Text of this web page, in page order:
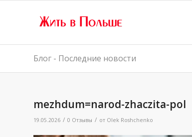
Блог - Последние новости
mezhdum=narod-zhaczita-pol
19.05.2026 / 0 Отзывы / от Olek Roshchenko